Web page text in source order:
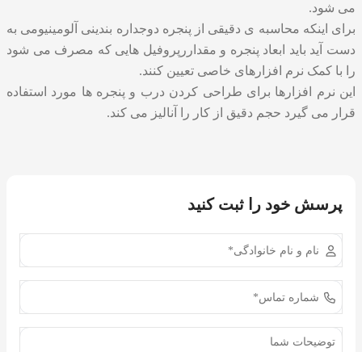
می شود.
برای اینکه محاسبه ی دقیقی از پنجره دوجداره بندینی آلومینیومی به
دست آید باید ابعاد پنجره و مقداررپروفیل هایی که مصرف می شود
را با کمک نرم افزارهای خاصی تعیین کنند.
این نرم افزارها برای طراحی کردن درب و پنجره ها مورد استفاده
قرار می گیرد حجم دقیق از کار را آنالیز می کند.
پرسش خود را ثبت کنید